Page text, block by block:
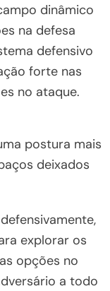
dinâmico
na defesa
defensivo
forte nas
no ataque.
postura mais
deixados
explorar os
opções no
a todo